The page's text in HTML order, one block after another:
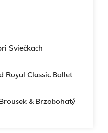
Sviečkach
Royal Classic Ballet
& Brzobohatý